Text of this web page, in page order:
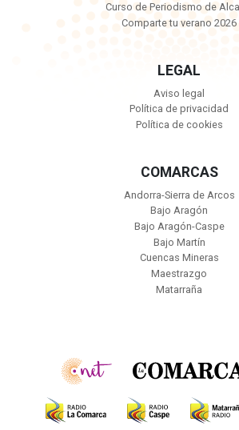
Curso de Periodismo de
Comparte tu verano 2026
LEGAL
Aviso legal
Política de privacidad
Política de cookies
COMARCAS
Andorra-Sierra de Arcos
Bajo Aragón
Bajo Aragón-Caspe
Bajo Martín
Cuencas Mineras
Maestrazgo
Matarraña